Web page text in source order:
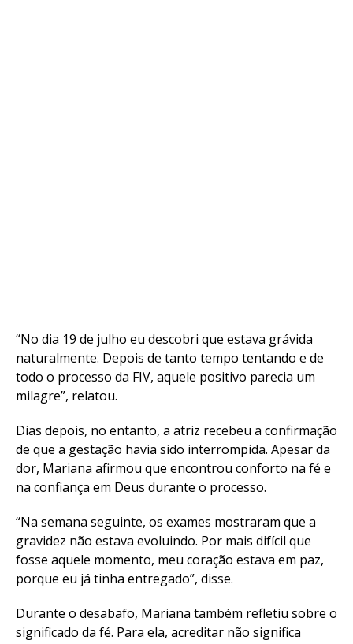
“No dia 19 de julho eu descobri que estava grávida
naturalmente. Depois de tanto tempo tentando e de
todo o processo da FIV, aquele positivo parecia um
milagre”, relatou.
Dias depois, no entanto, a atriz recebeu a confirmação
de que a gestação havia sido interrompida. Apesar da
dor, Mariana afirmou que encontrou conforto na fé e
na confiança em Deus durante o processo.
“Na semana seguinte, os exames mostraram que a
gravidez não estava evoluindo. Por mais difícil que
fosse aquele momento, meu coração estava em paz,
porque eu já tinha entregado”, disse.
Durante o desabafo, Mariana também refletiu sobre o
significado da fé. Para ela, acreditar não significa